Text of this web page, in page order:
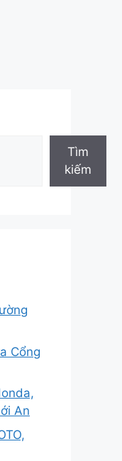
Tìm
kiếm
Cổng
An